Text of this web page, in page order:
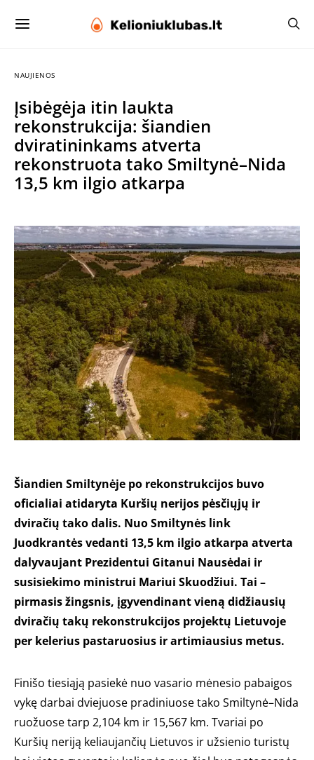
NAUJIENOS
Įsibėgėja itin laukta
rekonstrukcija: šiandien
dviratininkams atverta
rekonstruota tako Smiltynė–Nida
13,5 km ilgio atkarpa
Šiandien Smiltynėje po rekonstrukcijos buvo
oficialiai atidaryta Kuršių nerijos pėsčiųjų ir
dviračių tako dalis. Nuo Smiltynės link
Juodkrantės vedanti 13,5 km ilgio atkarpa atverta
dalyvaujant Prezidentui Gitanui Nausėdai ir
susisiekimo ministrui Mariui Skuodžiui. Tai –
pirmasis žingsnis, įgyvendinant vieną didžiausių
dviračių takų rekonstrukcijos projektų Lietuvoje
per kelerius pastaruosius ir artimiausius metus.
Finišo tiesiąją pasiekė nuo vasario mėnesio pabaigos
vykę darbai dviejuose pradiniuose tako Smiltynė–Nida
ruožuose tarp 2,104 km ir 15,567 km. Tvariai po
Kuršių neriją keliaujančių Lietuvos ir užsienio turistų